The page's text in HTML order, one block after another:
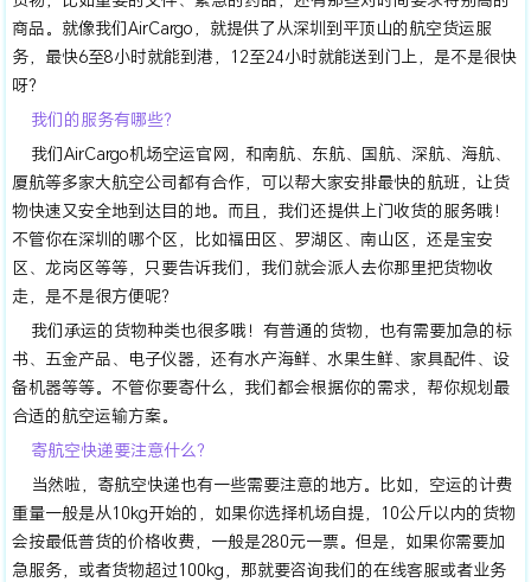
商品。就像我们AirCargo，就提供了从深圳到平顶山的航空货运服
务，最快6至8小时就能到港，12至24小时就能送到门上，是不是很快
呀？
我们的服务有哪些？
我们AirCargo机场空运官网，和南航、东航、国航、深航、海航、
厦航等多家大航空公司都有合作，可以帮大家安排最快的航班，让货
物快速又安全地到达目的地。而且，我们还提供上门收货的服务哦！
不管你在深圳的哪个区，比如福田区、罗湖区、南山区，还是宝安
区、龙岗区等等，只要告诉我们，我们就会派人去你那里把货物收
走，是不是很方便呢？
我们承运的货物种类也很多哦！有普通的货物，也有需要加急的标
书、五金产品、电子仪器，还有水产海鲜、水果生鲜、家具配件、设
备机器等等。不管你要寄什么，我们都会根据你的需求，帮你规划最
合适的航空运输方案。
寄航空快递要注意什么？
当然啦，寄航空快递也有一些需要注意的地方。比如，空运的计费
重量一般是从10kg开始的，如果你选择机场自提，10公斤以内的货物
会按最低普货的价格收费，一般是280元一票。但是，如果你需要加
急服务，或者货物超过100kg，那就要咨询我们的在线客服或者业务